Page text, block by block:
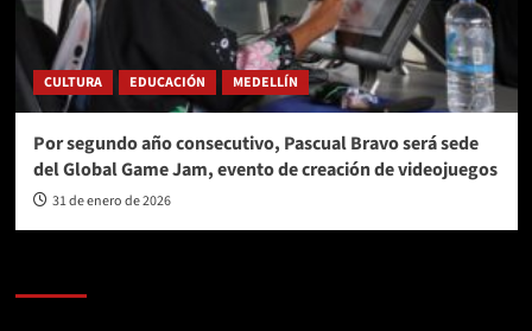
CULTURA EDUCACIÓN MEDELLÍN
Por segundo año consecutivo, Pascual Bravo será sede
del Global Game Jam, evento de creación de videojuegos
31 de enero de 2026